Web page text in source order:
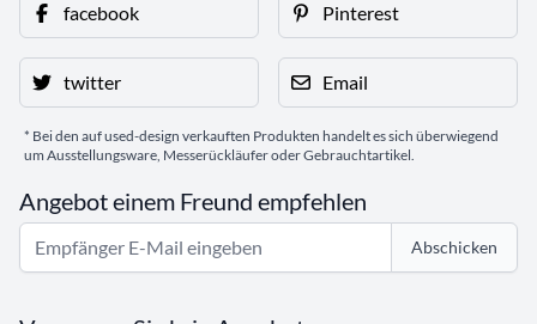
facebook Pinterest
twitter Email
* Bei den auf used-design verkauften Produkten handelt es sich überwiegend
um Ausstellungsware, Messerückläufer oder Gebrauchtartikel.
Angebot einem Freund empfehlen
Abschicken